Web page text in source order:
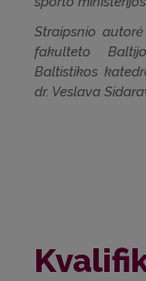
Straipsnio
fakulteto
Baltistikos
dr. Veslava